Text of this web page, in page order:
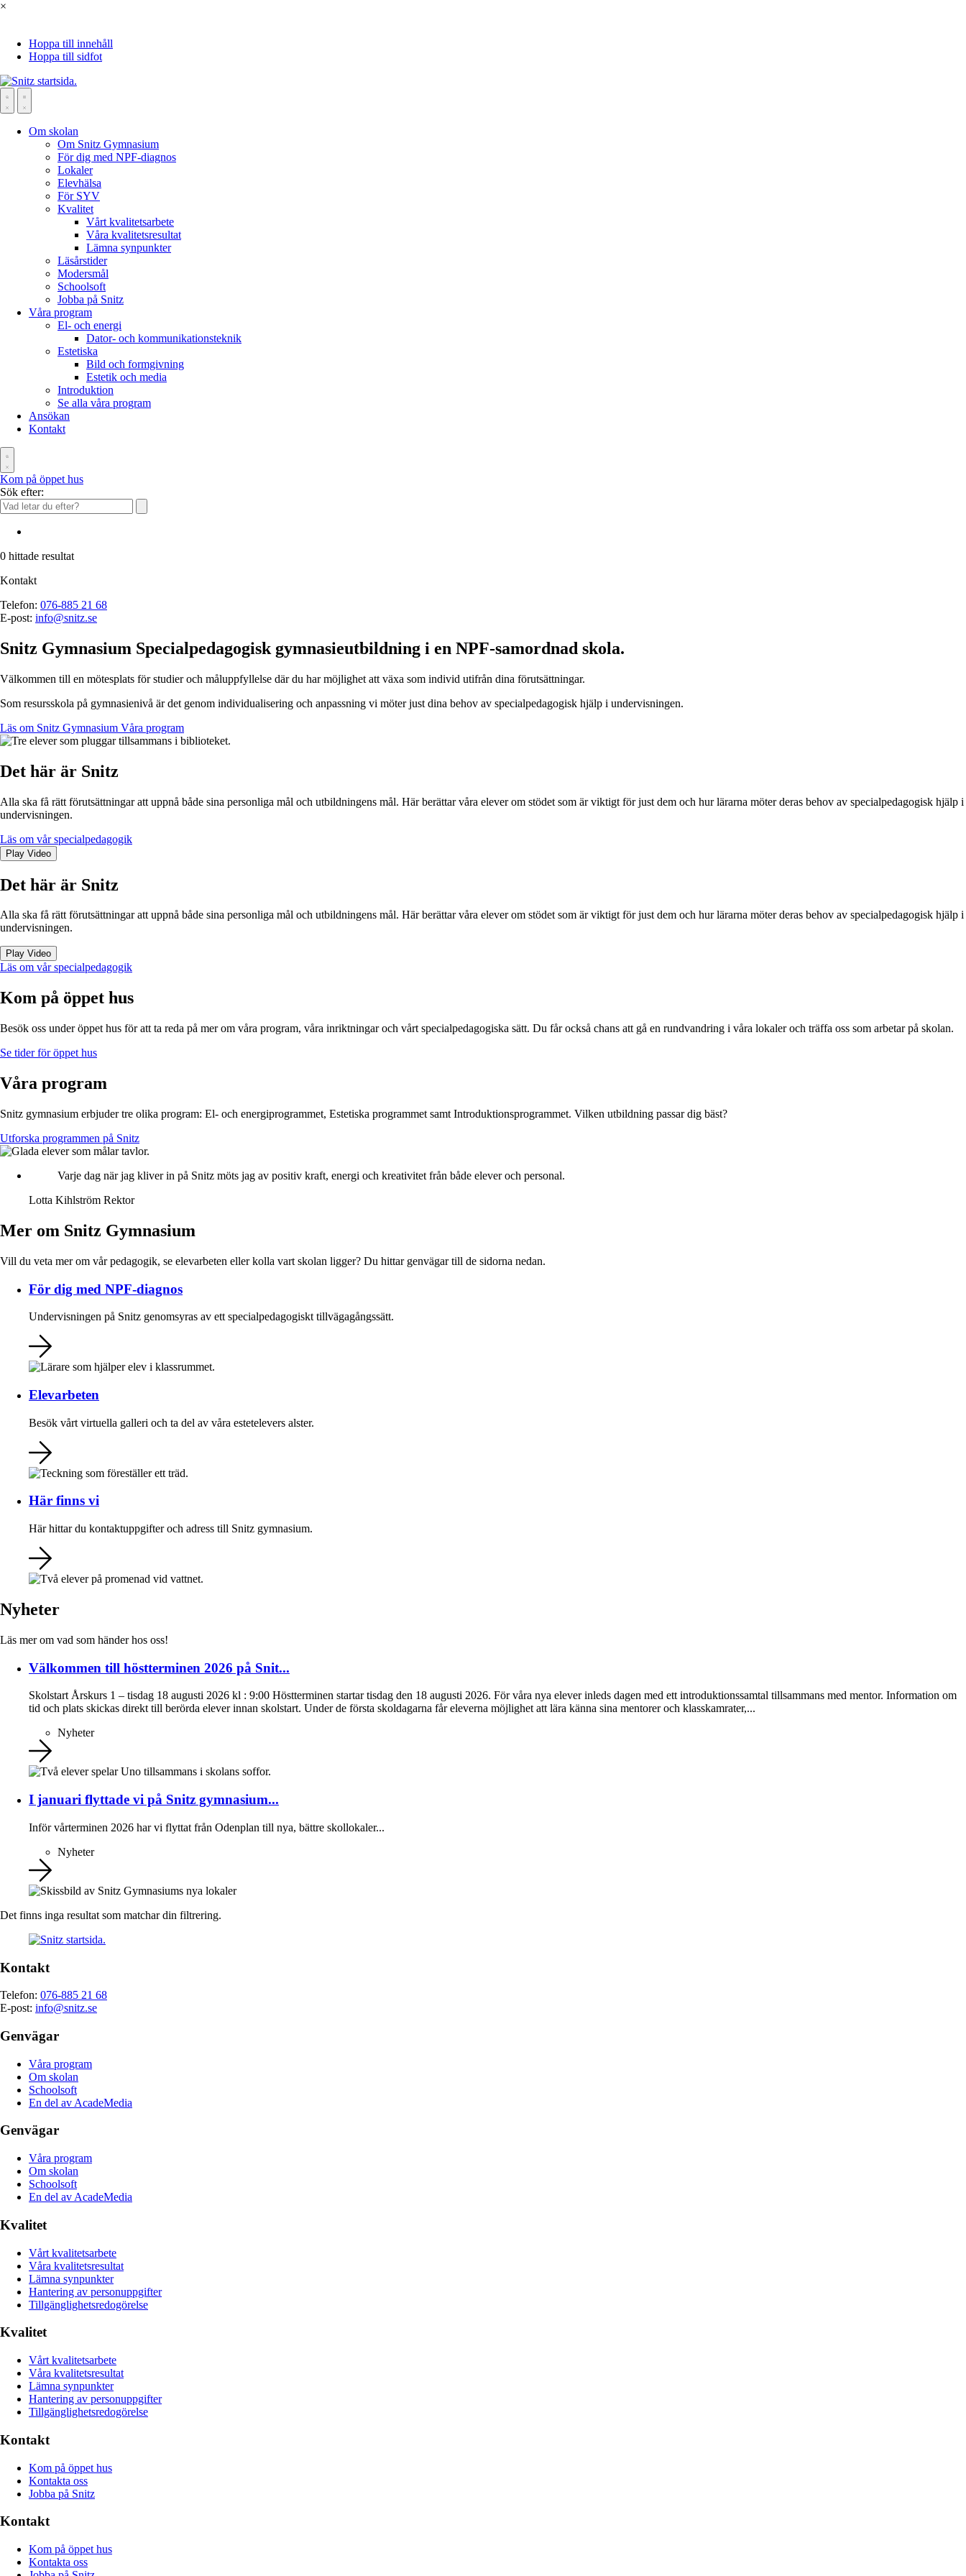
×
Hoppa till innehåll
Hoppa till sidfot
Om skolan
Om Snitz Gymnasium
För dig med NPF-diagnos
Lokaler
Elevhälsa
För SYV
Kvalitet
Vårt kvalitetsarbete
Våra kvalitetsresultat
Lämna synpunkter
Läsårstider
Modersmål
Schoolsoft
Jobba på Snitz
Våra program
El- och energi
Dator- och kommunikationsteknik
Estetiska
Bild och formgivning
Estetik och media
Introduktion
Se alla våra program
Ansökan
Kontakt
Kom på öppet hus
Sök efter:
0 hittade resultat
Kontakt
Telefon: 076-885 21 68
E-post: info@snitz.se
Snitz Gymnasium Specialpedagogisk gymnasieutbildning i en NPF-samordnad skola.
Välkommen till en mötesplats för studier och måluppfyllelse där du har möjlighet att växa som individ utifrån dina förutsättningar.
Som resursskola på gymnasienivå är det genom individua­lisering och anpassning vi möter just dina behov av specialpedagogisk hjälp i under­visningen.
Läs om Snitz Gymnasium Våra program
Det här är Snitz
Alla ska få rätt förut­sättningar att uppnå både sina personliga mål och utbildningens mål. Här berättar våra elever om stödet som är viktigt för just dem och hur lärarna möter deras behov av specialpedagogisk hjälp i
undervisningen.
Läs om vår specialpedagogik
Play Video
Det här är Snitz
Alla ska få rätt förut­sättningar att uppnå både sina personliga mål och utbildningens mål. Här berättar våra elever om stödet som är viktigt för just dem och hur lärarna möter deras behov av specialpedagogisk hjälp i
undervisningen.
Play Video
Läs om vår specialpedagogik
Kom på öppet hus
Besök oss under öppet hus för att ta reda på mer om våra program, våra inriktningar och vårt specialpedagogiska sätt. Du får också chans att gå en rundvandring i våra lokaler och träffa oss som arbetar på skolan.
Se tider för öppet hus
Våra program
Snitz gymnasium erbjuder tre olika program: El- och energiprogrammet, Estetiska programmet samt Introduktionsprogrammet. Vilken utbildning passar dig bäst?
Utforska programmen på Snitz
Varje dag när jag kliver in på Snitz möts jag av positiv kraft, energi och kreativitet från både elever och personal.
Lotta Kihlström Rektor
Mer om Snitz Gymnasium
Vill du veta mer om vår pedagogik, se elevarbeten eller kolla vart skolan ligger? Du hittar genvägar till de sidorna nedan.
För dig med NPF-diagnos
Undervisningen på Snitz genomsyras av ett specialpedagogiskt tillvägagångssätt.
Elevarbeten
Besök vårt virtuella galleri och ta del av våra estetelevers alster.
Här finns vi
Här hittar du kontaktuppgifter och adress till Snitz gymnasium.
Nyheter
Läs mer om vad som händer hos oss!
Välkommen till höstterminen 2026 på Snit...
Skolstart Årskurs 1 – tisdag 18 augusti 2026 kl : 9:00 Höstterminen startar tisdag den 18 augusti 2026. För våra nya elever inleds dagen med ett introduktionssamtal tillsammans med mentor. Information om
tid och plats skickas direkt till berörda elever innan skolstart. Under de första skoldagarna får eleverna möjlighet att lära känna sina mentorer och klasskamrater,...
Nyheter
I januari flyttade vi på Snitz gymnasium...
Inför vårterminen 2026 har vi flyttat från Odenplan till nya, bättre skollokaler...
Nyheter
Det finns inga resultat som matchar din filtrering.
Kontakt
Telefon: 076-885 21 68
E-post: info@snitz.se
Genvägar
Våra program
Om skolan
Schoolsoft
En del av AcadeMedia
Genvägar
Våra program
Om skolan
Schoolsoft
En del av AcadeMedia
Kvalitet
Vårt kvalitetsarbete
Våra kvalitetsresultat
Lämna synpunkter
Hantering av personuppgifter
Tillgänglighetsredogörelse
Kvalitet
Vårt kvalitetsarbete
Våra kvalitetsresultat
Lämna synpunkter
Hantering av personuppgifter
Tillgänglighetsredogörelse
Kontakt
Kom på öppet hus
Kontakta oss
Jobba på Snitz
Kontakt
Kom på öppet hus
Kontakta oss